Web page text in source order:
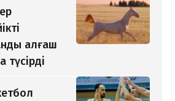
алғаш
түсірді